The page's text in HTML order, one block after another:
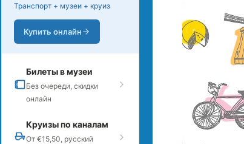
Транспорт + музеи + круиз
Купить онлайн
Билеты в музеи
Без очереди, скидки
онлайн
Круизы по каналам
От €15,50, русский